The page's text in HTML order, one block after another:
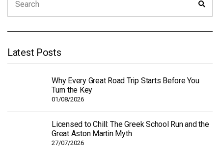
for:
Latest Posts
Why Every Great Road Trip Starts Before You
Turn the Key
01/08/2026
Licensed to Chill: The Greek School Run and the
Great Aston Martin Myth
27/07/2026